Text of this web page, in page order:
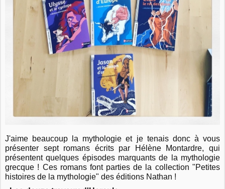
J'aime beaucoup la mythologie et je tenais donc à vous
présenter sept romans écrits par Hélène Montardre, qui
présentent quelques épisodes marquants de la mythologie
grecque ! Ces romans font parties de la collection "Petites
histoires de la mythologie" des éditions Nathan !